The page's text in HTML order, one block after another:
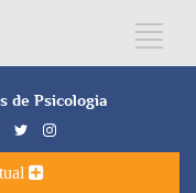
de Psicologia